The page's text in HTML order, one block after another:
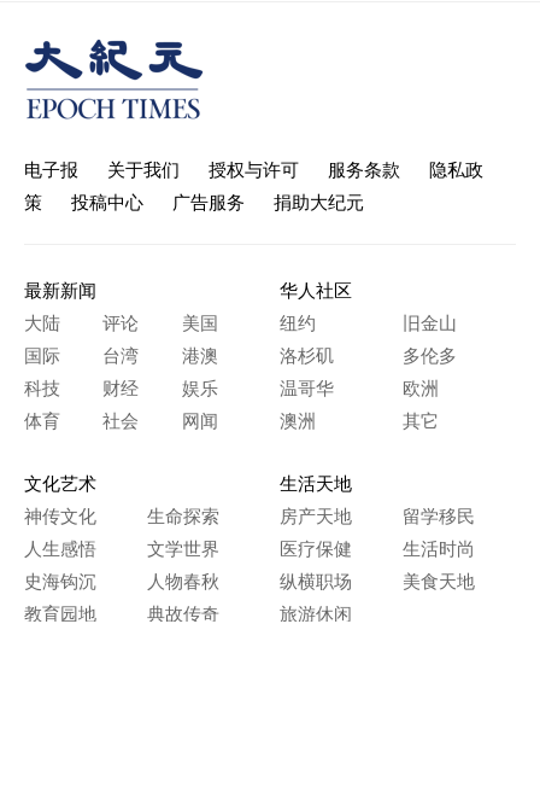
电子报 关于我们 授权与许可 服务条款
隐私政
策
投稿中心 广告服务 捐助大纪元
最新新闻
大陆
评论
美国
国际
台湾
港澳
科技
财经
娱乐
体育
社会 网闻
华人社区
纽约
旧金山
洛杉矶
多伦多
温哥华
欧洲
澳洲
其它
文化艺术
神传文化
生命探索
人生感悟
文学世界
史海钩沉
人物春秋
教育园地
典故传奇
生活天地
房产天地
留学移民
医疗保健
生活时尚
纵横职场
美食天地
旅游休闲